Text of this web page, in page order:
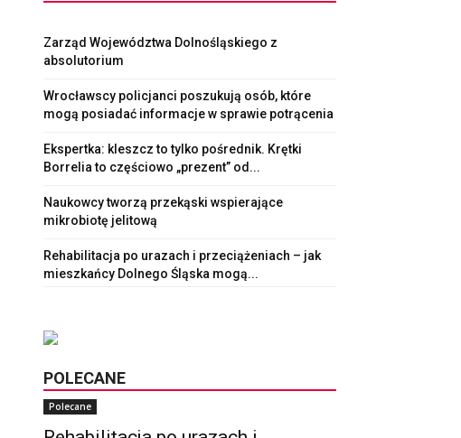
Zarząd Województwa Dolnośląskiego z
absolutorium
Wrocławscy policjanci poszukują osób, które
mogą posiadać informacje w sprawie potrącenia
Ekspertka: kleszcz to tylko pośrednik. Krętki
Borrelia to częściowo „prezent” od...
Naukowcy tworzą przekąski wspierające
mikrobiotę jelitową
Rehabilitacja po urazach i przeciążeniach – jak
mieszkańcy Dolnego Śląska mogą...
POLECANE
Polecane